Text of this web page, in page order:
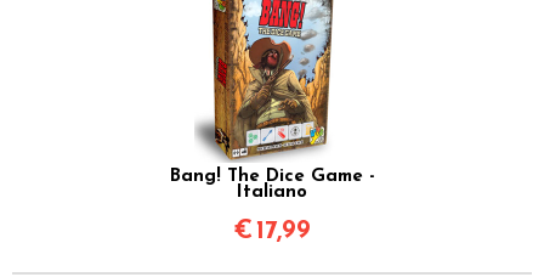
Bang! The Dice Game -
Italiano
€ 17,99